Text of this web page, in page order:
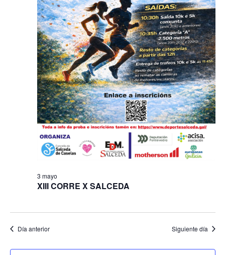
XIII CORRE X SALCEDA
3 mayo
Día anterior Siguiente día